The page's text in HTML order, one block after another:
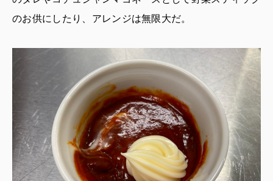
のお供にしたり、アレンジは無限大だ。